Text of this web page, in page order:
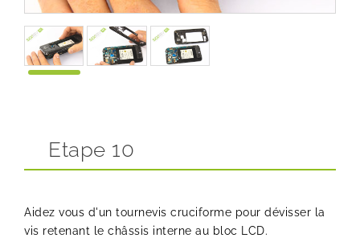
Etape 10
Aidez vous d'un tournevis cruciforme pour dévisser la
vis retenant le châssis interne au bloc LCD.